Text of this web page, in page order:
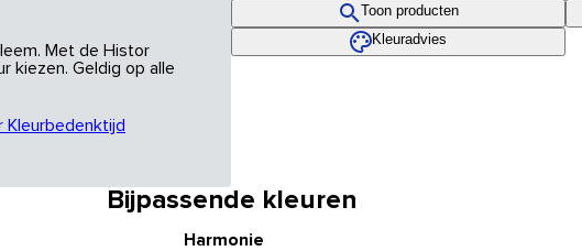
Met de Histor
kiezen. Geldig op alle
Kleurbedenktijd
Toon producten
Kleuradvies
Bijpassende kleuren
Harmonie